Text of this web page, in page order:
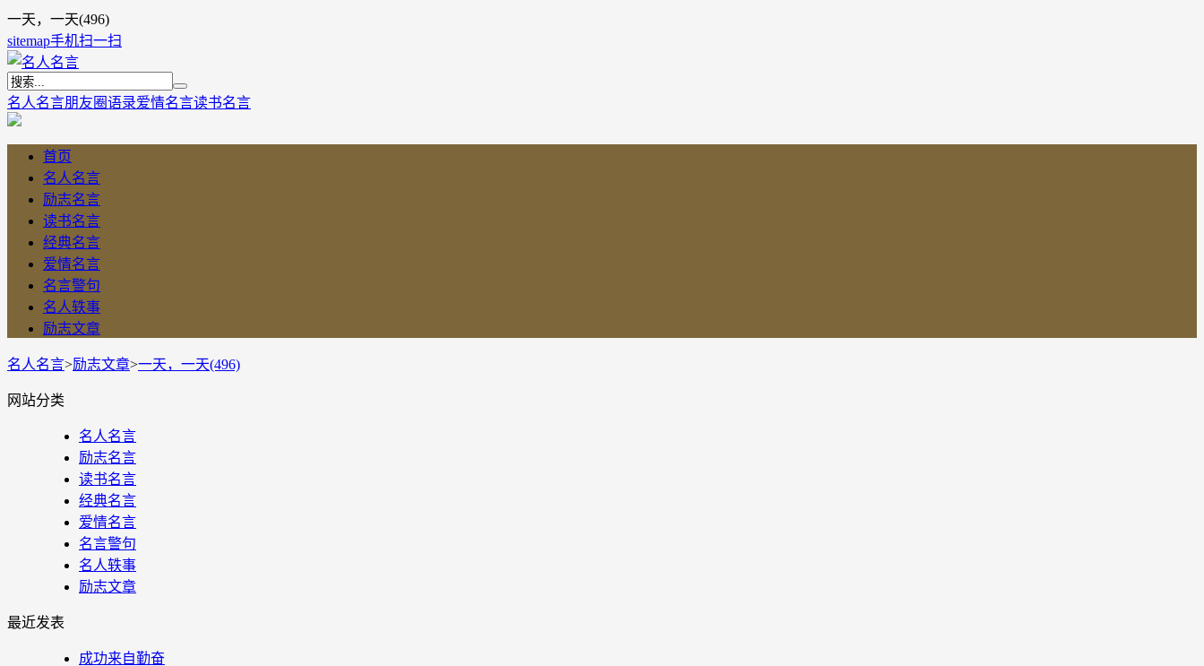
一天，一天(496)
sitemap手机扫一扫
名人名言朋友圈语录爱情名言读书名言
首页
名人名言
励志名言
读书名言
经典名言
爱情名言
名言警句
名人轶事
励志文章
名人名言>励志文章>一天，一天(496)
网站分类
名人名言
励志名言
读书名言
经典名言
爱情名言
名言警句
名人轶事
励志文章
最近发表
成功来自勤奋